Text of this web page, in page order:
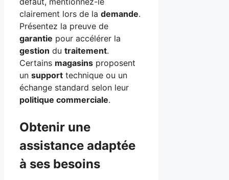
clairement lors de la demande.
Présentez la preuve de
garantie pour accélérer la
gestion du traitement.
Certains magasins proposent
un support technique ou un
échange standard selon leur
politique commerciale.
Obtenir une
assistance adaptée
à ses besoins